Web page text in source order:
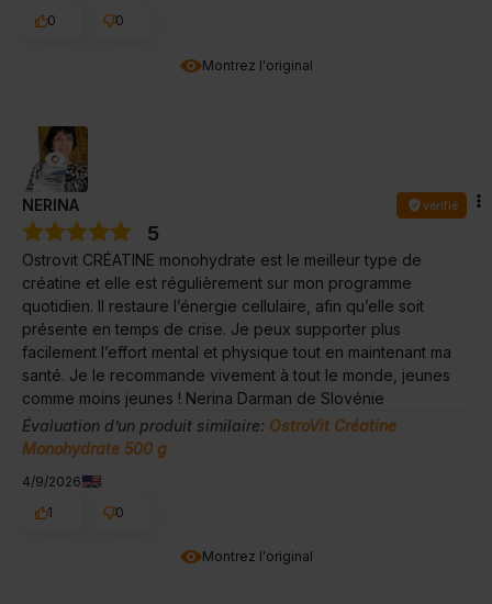
Montrez l'original
0
0
Montrez l'original
NERINA vérifié
5
Ostrovit CRÉATINE monohydrate est le meilleur type de
créatine et elle est régulièrement sur mon programme
quotidien. Il restaure l’énergie cellulaire, afin qu’elle soit
présente en temps de crise. Je peux supporter plus
facilement l’effort mental et physique tout en maintenant ma
santé. Je le recommande vivement à tout le monde, jeunes
comme moins jeunes ! Nerina Darman de Slovénie
Évaluation d’un produit similaire: OstroVit Créatine
Monohydrate 500 g
4/9/2026
1
0